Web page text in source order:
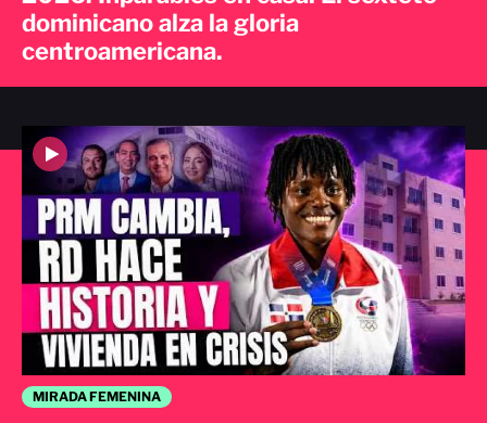
MIRADA FEMENINA
dominicano alza la gloria
centroamericana.